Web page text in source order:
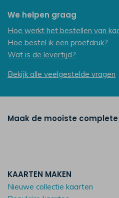
We helpen graag
Hoe werkt het bestellen van
Hoe bestel ik een proefdruk?
Wat is de levertijd?
Bekijk alle veelgestelde vragen
Maak de mooiste
KAARTEN MAKEN
Nieuwe collectie kaarten